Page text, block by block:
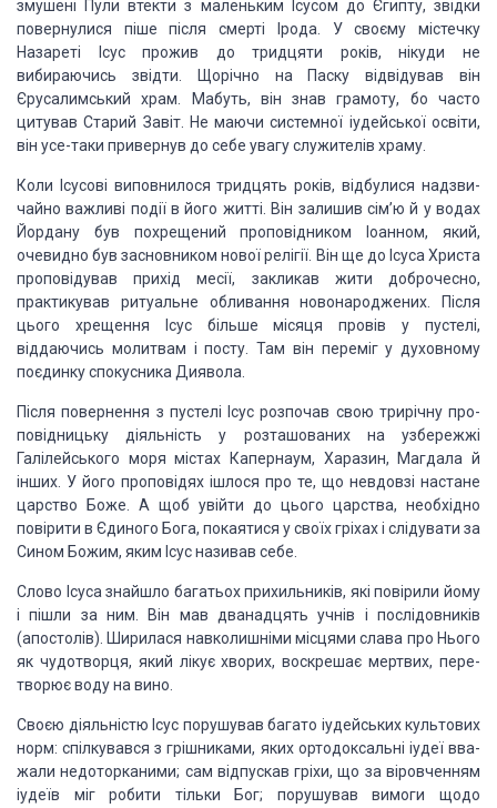
змушені Пули втекти з маленьким Ісусом до Єгипту, звідки
повернулися піше після смерті Ірода. У своєму містечку
Назареті Ісус прожив до тридцяти років, нікуди не
вибираючись звідти. Щорічно на Паску відвідував він
Єрусалимський храм. Мабуть, він знав грамоту, бо часто
цитував Старий Завіт. Не маючи системної іудейської освіти,
він усе-таки привернув до себе увагу служителів храму.
Коли Ісусові виповнилося тридцять років, відбулися надзви­
чайно важливі події в його житті. Він залишив сім’ю й у водах
Йордану був похрещений проповідником Іоанном, який,
очевидно був засновником нової релігії. Він ще до Ісуса Христа
пропо­відував прихід месії, закликав жити доброчесно,
практикував ритуальне обливання новонароджених. Після
цього хрещення Ісус більше місяця провів у пустелі,
віддаючись молитвам і посту. Там він переміг у духовному
поєдинку спокусника Диявола.
Після повернення з пустелі Ісус розпочав свою трирічнупро­
повідницьку діяльність у розташованих на узбережжі
Галілейського моря містах Капернаум, Харазин, Магдала й
інших. У його проповідях ішлося про те, що невдовзі настане
царство Боже. А щоб увійти до цього царства, необхідно
повірити в Єдиного Бога, покаятися у своїх гріхах і слідувати за
Сином Божим, яким Ісус називав себе.
Слово Ісуса знайшло багатьох прихильників, які повірили йому
і пішли за ним. Він мав дванадцять учнів і послідовників
(апостолів). Ширилася навколишніми місцями слава про Нього
як чудотворця, який лікує хворих, воскрешає мертвих, пере­
творює воду на вино.
Своєю діяльністю Ісус порушував багато іудейськихкультових
норм: спілкувався з грішниками, яких ортодоксальні іудеї вва­
жали недоторканими; сам відпускав гріхи, що за віровченням
іудеїв міг робити тільки Бог; порушував вимоги щодо